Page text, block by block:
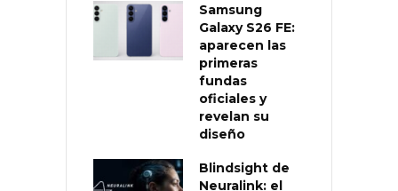
Samsung
Galaxy S26 FE:
aparecen las
primeras
fundas
oficiales y
revelan su
diseño
Blindsight de
Neuralink: el